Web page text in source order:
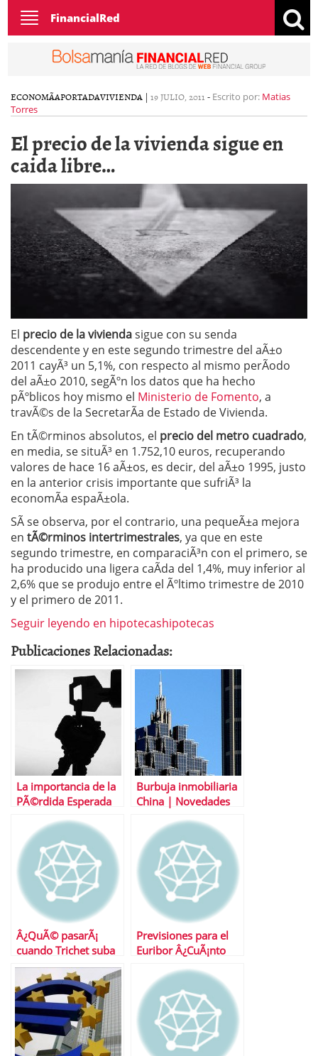
Toggle
navigation
FinancialRed
ECONOMÃ­APORTADAVIVIENDA | 19 JULIO, 2011 - Escrito por: Matias
Torres
El precio de la vivienda sigue en
caida libre…
El precio de la viviendasigue con su senda
descendente y en este segundo trimestre del aÃ±o
2011 cayÃ³ un 5,1%, con respecto al mismo perÃ­odo
del aÃ±o 2010, segÃºn los datos que ha hecho
pÃºblicos hoy mismo el Ministerio de Fomento, a
travÃ©s de la SecretarÃ­a de Estado de Vivienda.
En tÃ©rminos absolutos, el precio del metro cuadrado,
en media, se situÃ³ en 1.752,10 euros, recuperando
valores de hace 16 aÃ±os, es decir, del aÃ±o 1995, justo
en la anterior crisis importante que sufriÃ³ la
economÃ­a espaÃ±ola.
SÃ­ se observa, por el contrario, una pequeÃ±a mejora
en tÃ©rminos intertrimestrales, ya que en este
segundo trimestre, en comparaciÃ³n con el primero, se
ha producido una ligera caÃ­da del 1,4%, muy inferior al
2,6% que se produjo entre el Ãºltimo trimestre de 2010
y el primero de 2011.
Seguir leyendo en hipotecashipotecas
Publicaciones Relacionadas:
La importancia de la
PÃ©rdida Esperada
Burbuja inmobiliaria
China | Novedades
compra vivienda
Â¿QuÃ© pasarÃ¡
cuando Trichet suba
los tipos?
Previsiones para el
Euribor Â¿CuÃ¡nto